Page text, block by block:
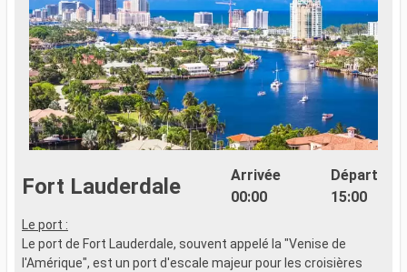
Fort Lauderdale
Arrivée
00:00
Départ
15:00
Le port :
Le port de Fort Lauderdale, souvent appelé la "Venise de
l'Amérique", est un port d'escale majeur pour les croisières